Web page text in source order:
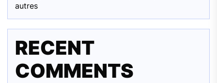
autres
RECENT
COMMENTS